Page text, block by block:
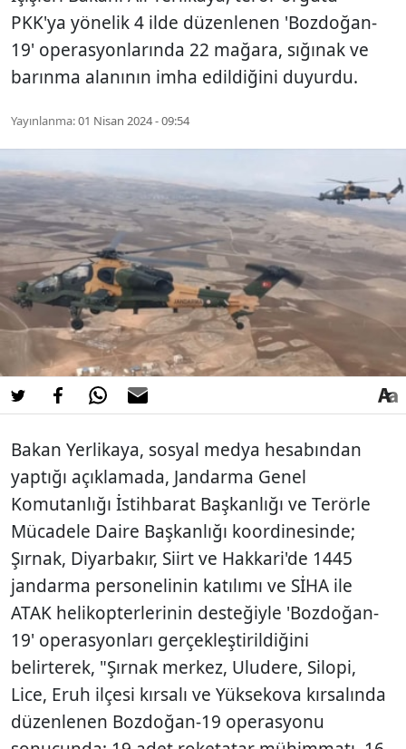
PKK'ya yönelik 4 ilde düzenlenen 'Bozdoğan-
19' operasyonlarında 22 mağara, sığınak ve
barınma alanının imha edildiğini duyurdu.
Yayınlanma:01 Nisan 2024 - 09:54
Bakan Yerlikaya, sosyal medya hesabından
yaptığı açıklamada, Jandarma Genel
Komutanlığı İstihbarat Başkanlığı ve Terörle
Mücadele Daire Başkanlığı koordinesinde;
Şırnak, Diyarbakır, Siirt ve Hakkari'de 1445
jandarma personelinin katılımı ve SİHA ile
ATAK helikopterlerinin desteğiyle 'Bozdoğan-
19' operasyonları gerçekleştirildiğini
belirterek, "Şırnak merkez, Uludere, Silopi,
Lice, Eruh ilçesi kırsalı ve Yüksekova kırsalında
düzenlenen Bozdoğan-19 operasyonu